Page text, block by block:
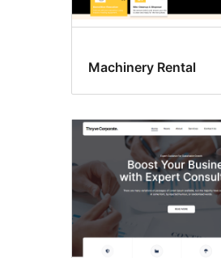
Machinery Rental